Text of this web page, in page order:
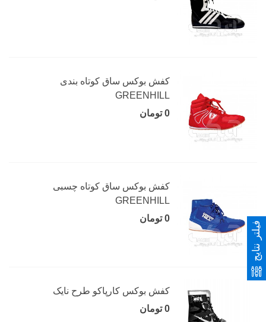
کفش بوکس ساق کوتاه بندی
GREENHILL
0 تومان
کفش بوکس ساق کوتاه چسبی
GREENHILL
0 تومان
کفش بوکس کارپاکو طرح نایک
0 تومان
فیلتر نتایج